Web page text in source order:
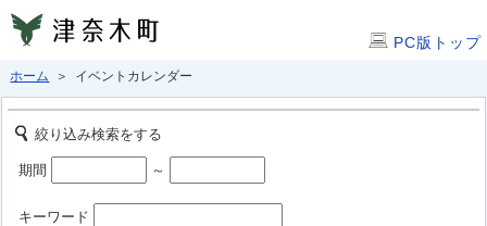
PC版トップ
ホーム ＞ イベントカレンダー
絞り込み検索をする
期間 ～
キーワード